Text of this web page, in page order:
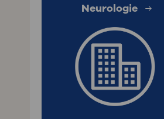
Neurologie